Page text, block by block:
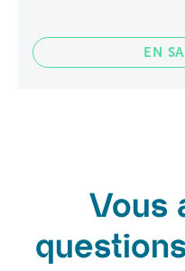
EN
Vous